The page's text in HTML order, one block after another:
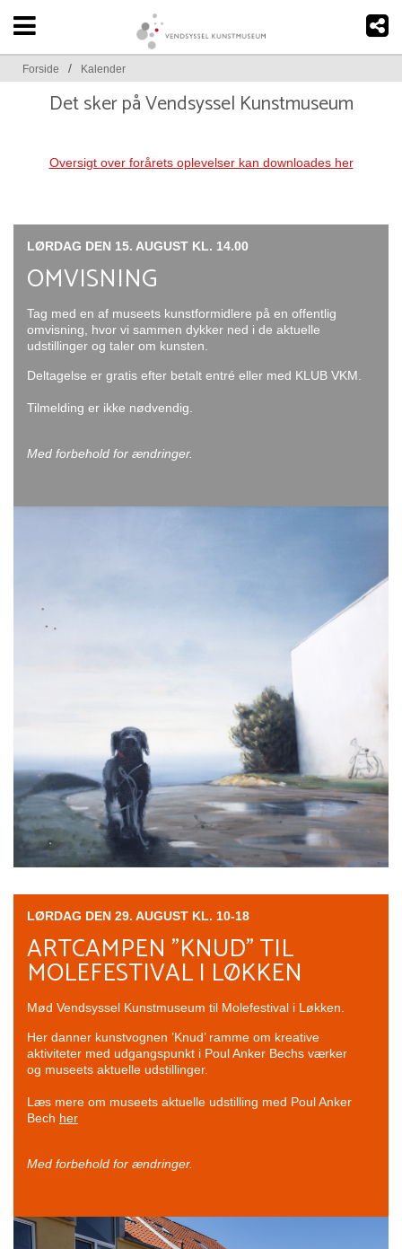
Forside / Kalender
Det sker på Vendsyssel Kunstmuseum
Oversigt over forårets oplevelser kan downloades her
LØRDAG DEN 15. AUGUST KL. 14.00
OMVISNING
Tag med en af museets kunstformidlere på en offentlig
omvisning, hvor vi sammen dykker ned i de aktuelle
udstillinger og taler om kunsten.
Deltagelse er gratis efter betalt entré eller med KLUB VKM.
Tilmelding er ikke nødvendig.
Med forbehold for ændringer.
LØRDAG DEN 29. AUGUST KL. 10-18
ARTCAMPEN "KNUD" TIL
MOLEFESTIVAL I LØKKEN
Mød Vendsyssel Kunstmuseum til Molefestival i Løkken.
Her danner kunstvognen ’Knud’ ramme om kreative
aktiviteter med udgangspunkt i Poul Anker Bechs værker
og museets aktuelle udstillinger.
Læs mere om museets aktuelle udstilling med Poul Anker
Bech her
Med forbehold for ændringer.